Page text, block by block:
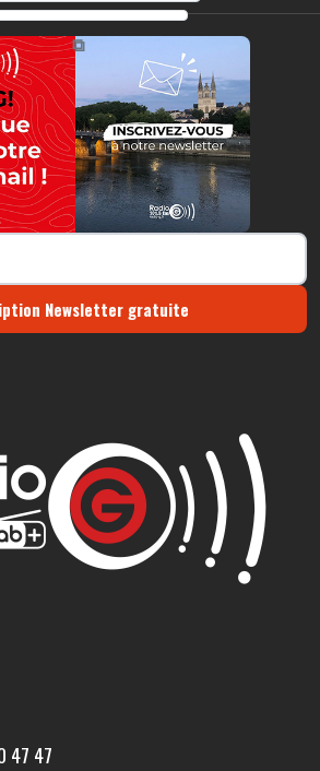
https://radio-g.fr?10703
⧉
Newsletter gratuite
47 47